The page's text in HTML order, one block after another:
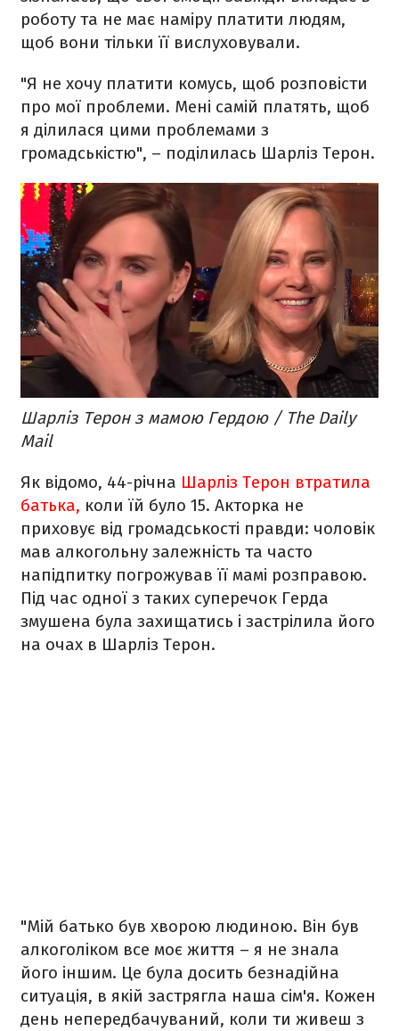
роботу та не має наміру платити людям,
щоб вони тільки її вислуховували.
"Я не хочу платити комусь, щоб розповісти
про мої проблеми. Мені самій платять, щоб
я ділилася цими проблемами з
громадськістю", – поділилась Шарліз Терон.
Шарліз Терон з мамою Гердою / The Daily
Mail
Як відомо, 44-річна Шарліз Терон втратила
батька, коли їй було 15. Акторка не
приховує від громадськості правди: чоловік
мав алкогольну залежність та часто
напідпитку погрожував її мамі розправою.
Під час одної з таких суперечок Герда
змушена була захищатись і застрілила його
на очах в Шарліз Терон.
"Мій батько був хворою людиною. Він був
алкоголіком все моє життя – я не знала
його іншим. Це була досить безнадійна
ситуація, в якій застрягла наша сім'я. Кожен
день непередбачуваний, коли ти живеш з